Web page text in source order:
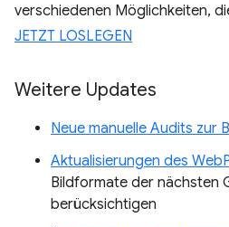
verschiedenen Möglichkeiten,
JETZT LOSLEGEN
Weitere Updates
Neue manuelle Audits zur
Aktualisierungen des
Bildformate der nächsten
berücksichtigen